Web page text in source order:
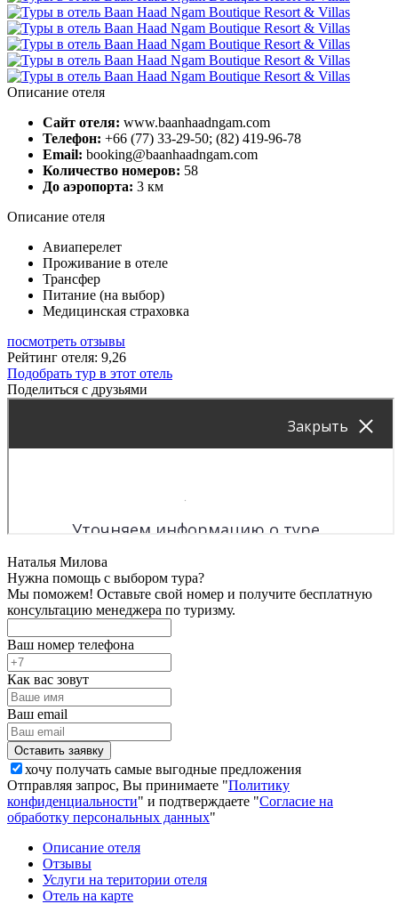
Описание отеля
Сайт отеля: www.baanhaadngam.com
Телефон: +66 (77) 33-29-50; (82) 419-96-78
Email: booking@baanhaadngam.com
Количество номеров: 58
До аэропорта: 3 км
Описание отеля
Авиаперелет
Проживание в отеле
Трансфер
Питание (на выбор)
Медицинская страховка
посмотреть отзывы
Рейтинг отеля: 9,26
Подобрать тур в этот отель
Поделиться с друзьями
Наталья Милова
Нужна помощь с выбором тура?
Мы поможем! Оставьте свой номер и получите бесплатную
консультацию менеджера по туризму.
Ваш номер телефона
Как вас зовут
Ваш email
хочу получать самые выгодные предложения
Отправляя запрос, Вы принимаете "Политику
конфиденциальности" и подтверждаете "Согласие на
обработку персональных данных"
Описание отеля
Отзывы
Услуги на територии отеля
Отель на карте